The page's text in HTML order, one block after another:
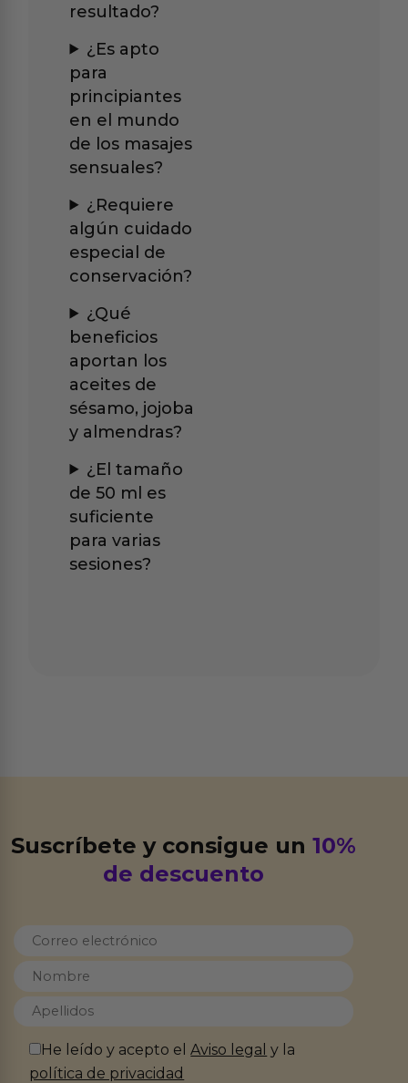
resultado?
¿Es apto
para
principiantes
en el mundo
de los masajes
sensuales?
¿Requiere
algún cuidado
especial de
conservación?
¿Qué
beneficios
aportan los
aceites de
sésamo, jojoba
y almendras?
¿El tamaño
de 50 ml es
suficiente
para varias
sesiones?
Suscríbete y consigue un10%
de descuento
He leído y acepto elAviso legal y la
política de privacidad